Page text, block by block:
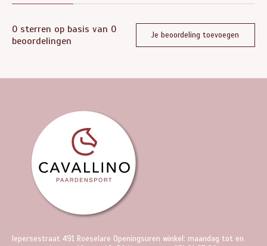
0 sterren op basis van 0
beoordelingen
Je beoordeling toevoegen
Iepersestraat 491 Roeselare Openingsuren winkel: maandag tot en